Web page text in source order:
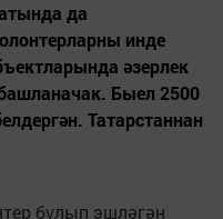
да
инде
әзерлек
Быел 2500
Татарстаннан
булып эшләгән